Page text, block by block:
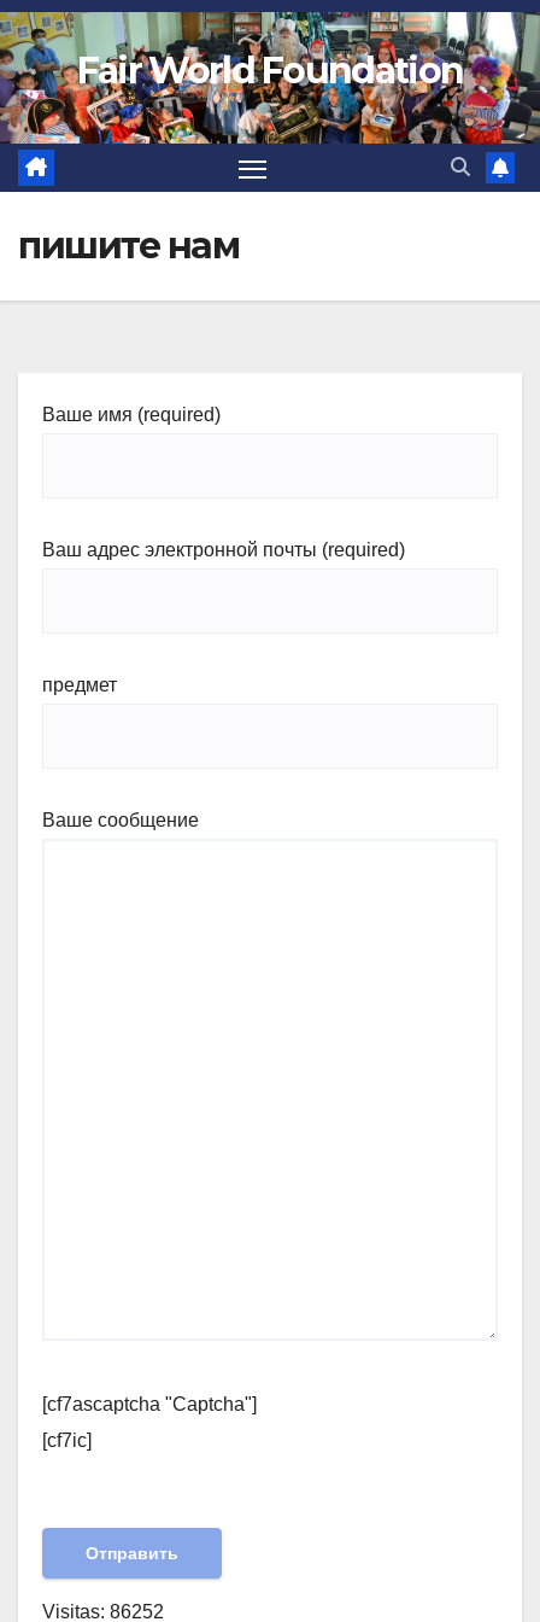
Fair World Foundation
пишите нам
Ваше имя (required)
Ваш адрес электронной почты (required)
предмет
Ваше сообщение
[cf7ascaptcha "Captcha"]
[cf7ic]
Visitas: 86252